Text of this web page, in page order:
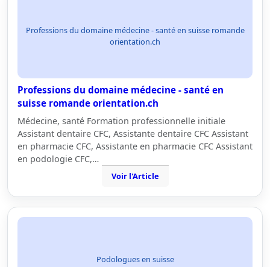
Professions du domaine médecine - santé en suisse romande
orientation.ch
Professions du domaine médecine - santé en
suisse romande orientation.ch
Médecine, santé Formation professionnelle initiale
Assistant dentaire CFC, Assistante dentaire CFC Assistant
en pharmacie CFC, Assistante en pharmacie CFC Assistant
en podologie CFC,…
Voir l'Article
Podologues en suisse